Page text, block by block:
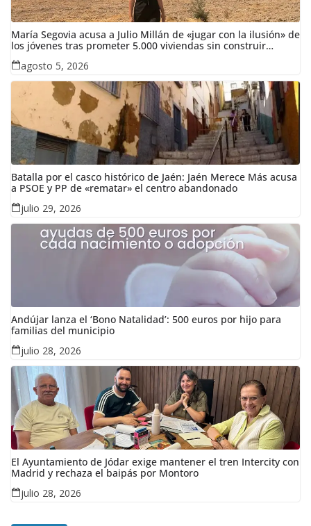
María Segovia acusa a Julio Millán de «jugar con la ilusión» de
los jóvenes tras prometer 5.000 viviendas sin construir
ninguna en siete años
agosto 5, 2026
Batalla por el casco histórico de Jaén: Jaén Merece Más acusa
a PSOE y PP de «rematar» el centro abandonado
julio 29, 2026
Andújar lanza el ‘Bono Natalidad’: 500 euros por hijo para
familias del municipio
julio 28, 2026
El Ayuntamiento de Jódar exige mantener el tren Intercity con
Madrid y rechaza el baipás por Montoro
julio 28, 2026